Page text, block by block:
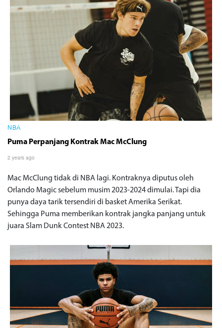
NBA
Puma Perpanjang Kontrak Mac McClung
2 years ago
Mac McClung tidak di NBA lagi. Kontraknya diputus oleh
Orlando Magic sebelum musim 2023-2024 dimulai. Tapi dia
punya daya tarik tersendiri di basket Amerika Serikat.
Sehingga Puma memberikan kontrak jangka panjang untuk
juara Slam Dunk Contest NBA 2023.